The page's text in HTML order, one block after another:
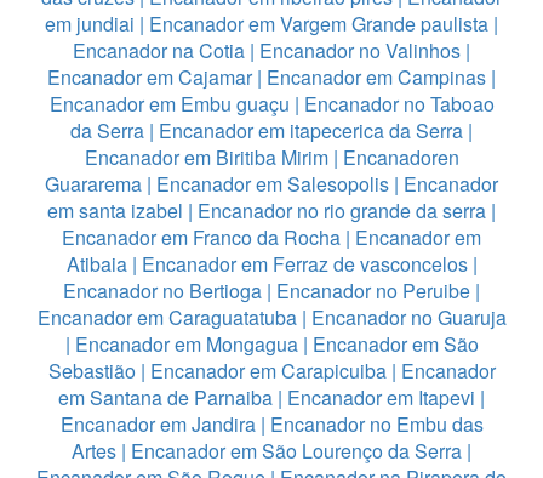
em jundiai | Encanador em Vargem Grande paulista |
Encanador na Cotia | Encanador no Valinhos |
Encanador em Cajamar| Encanador em Campinas |
Encanador em Embu guaçu | Encanador no Taboao
da Serra | Encanador em itapecerica da Serra |
Encanador em Biritiba Mirim| Encanadoren
Guararema | Encanador em Salesopolis | Encanador
em santa izabel | Encanador no rio grande da serra |
Encanador em Franco da Rocha | Encanador em
Atibaia| Encanador em Ferraz de vasconcelos|
Encanador no Bertioga | Encanador no Peruibe |
Encanador em Caraguatatuba| Encanador no Guaruja
| Encanador em Mongagua| Encanador em São
Sebastião| Encanador em Carapicuiba| Encanador
em Santana de Parnaiba | Encanador em Itapevi |
Encanador em Jandira| Encanador no Embu das
Artes | Encanador em São Lourenço da Serra |